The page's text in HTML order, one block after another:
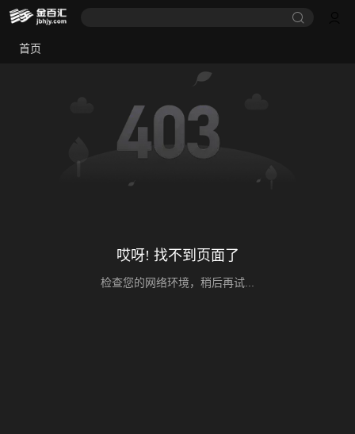
首页
哎呀! 找不到页面了
检查您的网络环境，稍后再试...